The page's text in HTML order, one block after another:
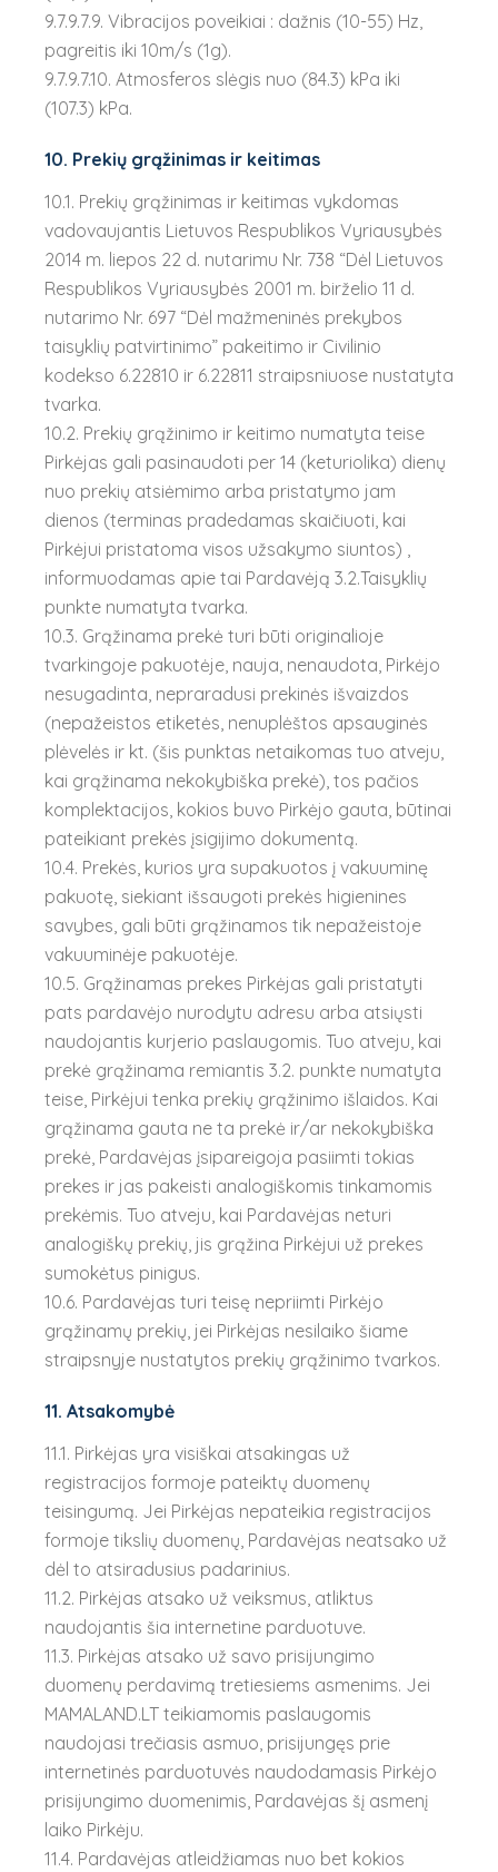
9.7.9.7.9. Vibracijos poveikiai : dažnis (10-55) Hz,
pagreitis iki 10m/s (1g).
9.7.9.7.10. Atmosferos slėgis nuo (84.3) kPa iki
(107.3) kPa.
10. Prekių grąžinimas ir keitimas
10.1. Prekių grąžinimas ir keitimas vykdomas
vadovaujantis Lietuvos Respublikos Vyriausybės
2014 m. liepos 22 d. nutarimu Nr. 738 “Dėl Lietuvos
Respublikos Vyriausybės 2001 m. birželio 11 d.
nutarimo Nr. 697 “Dėl mažmeninės prekybos
taisyklių patvirtinimo” pakeitimo ir Civilinio
kodekso 6.22810 ir 6.22811 straipsniuose nustatyta
tvarka.
10.2. Prekių grąžinimo ir keitimo numatyta teise
Pirkėjas gali pasinaudoti per 14 (keturiolika) dienų
nuo prekių atsiėmimo arba pristatymo jam
dienos (terminas pradedamas skaičiuoti, kai
Pirkėjui pristatoma visos užsakymo siuntos) ,
informuodamas apie tai Pardavėją 3.2.Taisyklių
punkte numatyta tvarka.
10.3. Grąžinama prekė turi būti originalioje
tvarkingoje pakuotėje, nauja, nenaudota, Pirkėjo
nesugadinta, nepraradusi prekinės išvaizdos
(nepažeistos etiketės, nenuplėštos apsauginės
plėvelės ir kt. (šis punktas netaikomas tuo atveju,
kai grąžinama nekokybiška prekė), tos pačios
komplektacijos, kokios buvo Pirkėjo gauta, būtinai
pateikiant prekės įsigijimo dokumentą.
10.4. Prekės, kurios yra supakuotos į vakuuminę
pakuotę, siekiant išsaugoti prekės higienines
savybes, gali būti grąžinamos tik nepažeistoje
vakuuminėje pakuotėje.
10.5. Grąžinamas prekes Pirkėjas gali pristatyti
pats pardavėjo nurodytu adresu arba atsiųsti
naudojantis kurjerio paslaugomis. Tuo atveju, kai
prekė grąžinama remiantis 3.2. punkte numatyta
teise, Pirkėjui tenka prekių grąžinimo išlaidos. Kai
grąžinama gauta ne ta prekė ir/ar nekokybiška
prekė, Pardavėjas įsipareigoja pasiimti tokias
prekes ir jas pakeisti analogiškomis tinkamomis
prekėmis. Tuo atveju, kai Pardavėjas neturi
analogiškų prekių, jis grąžina Pirkėjui už prekes
sumokėtus pinigus.
10.6. Pardavėjas turi teisę nepriimti Pirkėjo
grąžinamų prekių, jei Pirkėjas nesilaiko šiame
straipsnyje nustatytos prekių grąžinimo tvarkos.
11. Atsakomybė
11.1. Pirkėjas yra visiškai atsakingas už
registracijos formoje pateiktų duomenų
teisingumą. Jei Pirkėjas nepateikia registracijos
formoje tikslių duomenų, Pardavėjas neatsako už
dėl to atsiradusius padarinius.
11.2. Pirkėjas atsako už veiksmus, atliktus
naudojantis šia internetine parduotuve.
11.3. Pirkėjas atsako už savo prisijungimo
duomenų perdavimą tretiesiems asmenims. Jei
MAMALAND.LT teikiamomis paslaugomis
naudojasi trečiasis asmuo, prisijungęs prie
internetinės parduotuvės naudodamasis Pirkėjo
prisijungimo duomenimis, Pardavėjas šį asmenį
laiko Pirkėju.
11.4. Pardavėjas atleidžiamas nuo bet kokios